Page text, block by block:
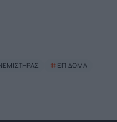
# ΕΠΙΔΟΜΑ